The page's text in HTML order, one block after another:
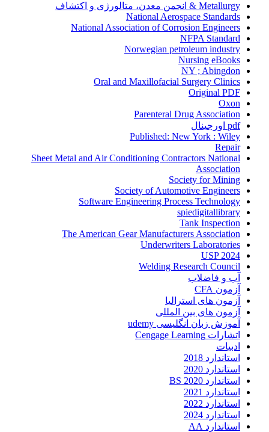
Metallurgy & انجمن معدن، متالورژی و اکتشاف
National Aerospace Standards
National Association of Corrosion Engineers
NFPA Standard
Norwegian petroleum industry
Nursing eBooks
NY ; Abingdon
Oral and Maxillofacial Surgery Clinics
Original PDF
Oxon
Parenteral Drug Association
pdf اورجینال
Published: New York : Wiley
Repair
Sheet Metal and Air Conditioning Contractors National
Association
Society for Mining
Society of Automotive Engineers
Software Engineering Process Technology
spiedigitallibrary
Tank Inspection
The American Gear Manufacturers Association
Underwriters Laboratories
USP 2024
Welding Research Council
آب و فاضلاب
آزمون CFA
آزمون های استرالیا
آزمون های بین المللی
آموزش زبان انگلیسی udemy
اتشارات Cengage Learning
ادبیات
استاندارد 2018
استاندارد 2020
استاندارد 2020 BS
استاندارد 2021
استاندارد 2022
استاندارد 2024
استاندارد AA